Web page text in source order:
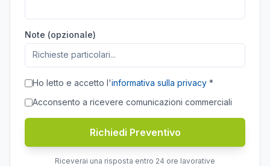
Note (opzionale)
Ho letto e accetto l'informativa sulla privacy *
Acconsento a ricevere comunicazioni commerciali
Richiedi Preventivo
Riceverai una risposta entro 24 ore lavorative